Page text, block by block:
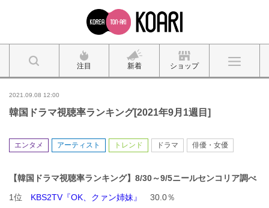
注目 新着 ショップ
2021.09.08 12:00
韓国ドラマ視聴率ランキング[2021年9月1週目]
エンタメ アーティスト トレンド ドラマ 俳優・女優
【韓国ドラマ視聴率ランキング】8/30～9/5ニールセンコリア調べ
1位 KBS2TV『OK、クァン姉妹』
30.0％